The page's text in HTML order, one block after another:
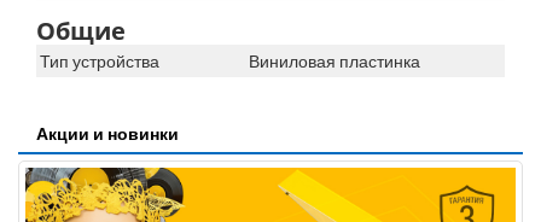
Общие
Тип устройства Виниловая пластинка
Акции и новинки